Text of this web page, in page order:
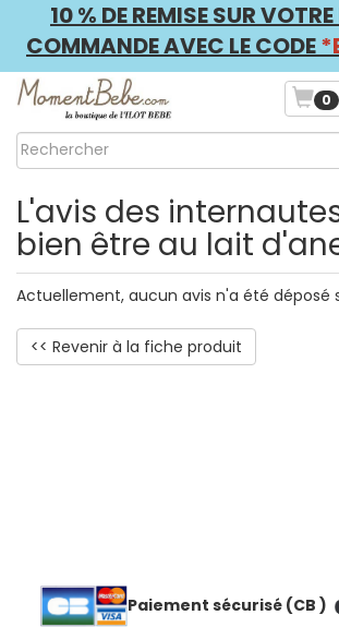
10 % DE REMISE SUR VOTRE
COMMANDE AVEC LE CODE
0
L'avis des
bien être au lait
Actuellement, aucun avis n'a été déposé
<< Revenir à la fiche produit
Paiement sécurisé (CB )